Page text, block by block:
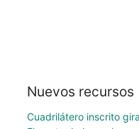
Nuevos recursos
Cuadrilátero inscrito